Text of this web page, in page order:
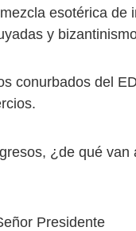
esotérica de
y
conurbados del
¿de qué van
Presidente